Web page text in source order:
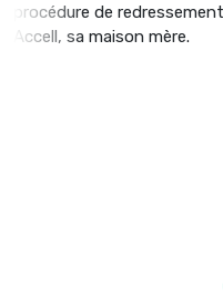
procédure de
Accell, sa maison mère.